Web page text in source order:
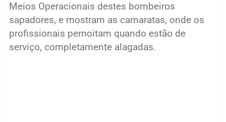
Meios Operacionais destes bombeiros
sapadores, e mostram as camaratas, onde os
profissionais pernoitam quando estão de
serviço, completamente alagadas.